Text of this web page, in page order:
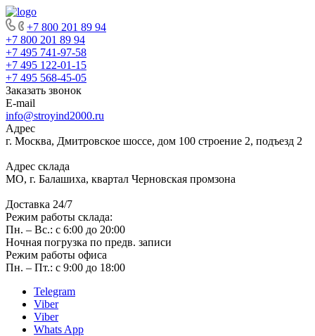
+7 800 201 89 94
+7 800 201 89 94
+7 495 741-97-58
+7 495 122-01-15
+7 495 568-45-05
Заказать звонок
E-mail
info@stroyind2000.ru
Адрес
г. Москва, Дмитровское шоссе, дом 100 строение 2, подъезд 2
Адрес склада
МО, г. Балашиха, квартал Черновская промзона
Доставка 24/7
Режим работы склада:
Пн. – Вс.: с 6:00 до 20:00
Ночная погрузка по предв. записи
Режим работы офиса
Пн. – Пт.: с 9:00 до 18:00
Telegram
Viber
Viber
Whats App